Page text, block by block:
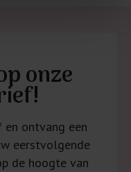
onze
en ontvang een
eerstvolgende
de hoogte van